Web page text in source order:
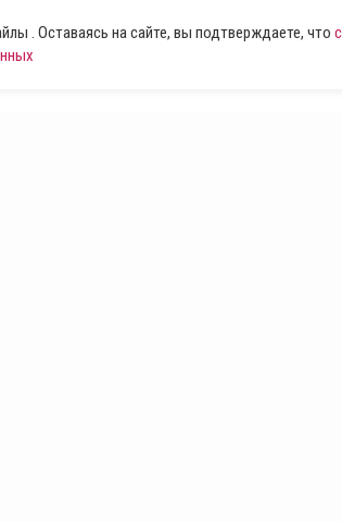
. Оставаясь на сайте, вы подтверждаете, что